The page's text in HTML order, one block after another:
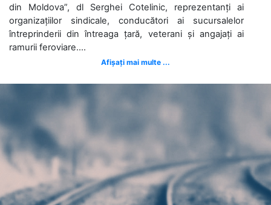
din Moldova”, dl Serghei Cotelinic, reprezentanți ai
organizațiilor sindicale, conducători ai sucursalelor
întreprinderii din întreaga țară, veterani și angajați ai
ramurii feroviare....
Afișați mai multe ...